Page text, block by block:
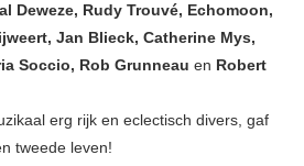
Deweze, Rudy Trouvé, Echomoon,
Jan Blieck, Catherine Mys,
Soccio, Rob Grunneau en Robert
erg rijk en eclectisch divers, gaf
tweede leven!